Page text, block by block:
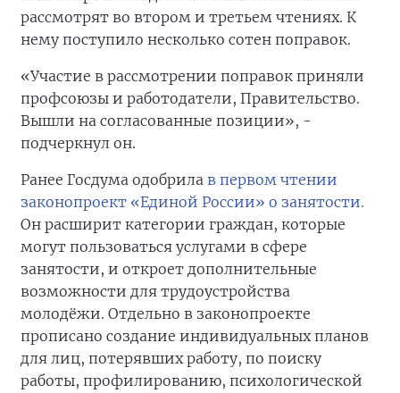
рассмотрят во втором и третьем чтениях. К
нему поступило несколько сотен поправок.
«Участие в рассмотрении поправок приняли
профсоюзы и работодатели, Правительство.
Вышли на согласованные позиции», -
подчеркнул он.
Ранее Госдума одобрила в первом чтении
законопроект «Единой России» о занятости.
Он расширит категории граждан, которые
могут пользоваться услугами в сфере
занятости, и откроет дополнительные
возможности для трудоустройства
молодёжи. Отдельно в законопроекте
прописано создание индивидуальных планов
для лиц, потерявших работу, по поиску
работы, профилированию, психологической